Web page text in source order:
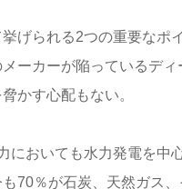
げられる2つの重要なポ
ーカーが陥っているデ
かす心配もない。
においても水力発電を中
70％が石炭、天然ガス